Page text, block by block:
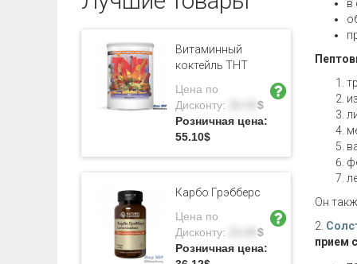
в
Он
2.
прием
Витаминный
коктейль ТНТ
Цена по
Дисконту:
$
Розничная цена:
55.10$
Карбо Грэбберс
Цена по
Дисконту:
$
Розничная цена: